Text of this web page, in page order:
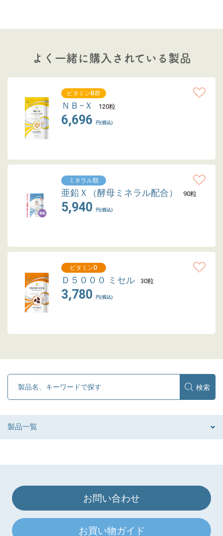
よく一緒に購入されている製品
ビタミンB群
ＮＢ−Ｘ 120粒
6,696 円(税込)
ミネラル類
亜鉛Ｘ（酵母ミネラル配合） 90粒
5,940 円(税込)
ビタミンD
Ｄ５０００ ミセル 30粒
3,780 円(税込)
製品一覧
お問い合わせ
お買い物ガイド